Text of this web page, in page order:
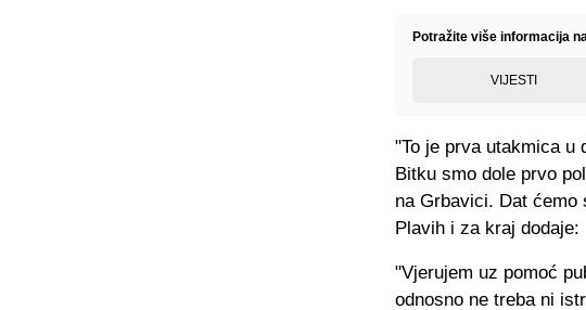
Potražite više informacija
VIJESTI
"To je prva utakmica u
Bitku smo dole prvo
na Grbavici. Dat
Plavih i za kraj dodaje:
"Vjerujem uz pomoć
odnosno ne treba ni